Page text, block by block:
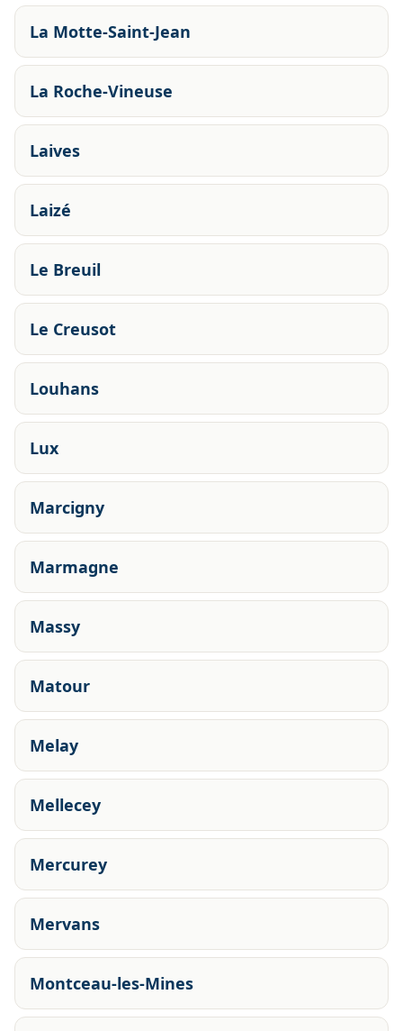
La Motte-Saint-Jean
La Roche-Vineuse
Laives
Laizé
Le Breuil
Le Creusot
Louhans
Lux
Marcigny
Marmagne
Massy
Matour
Melay
Mellecey
Mercurey
Mervans
Montceau-les-Mines